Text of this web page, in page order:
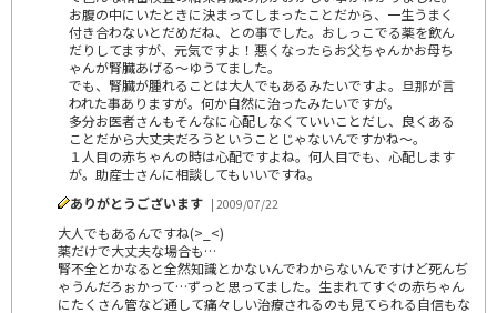
お腹の中にいたときに決まってしまったことだから、一生うまく
付き合わないとだめだね、との事でした。おしっこでる薬を飲ん
だりしてますが、元気ですよ！悪くなったらお父ちゃんかお母ち
ゃんが腎臓あげる～ゆうてました。
でも、腎臓が腫れることは大人でもあるみたいですよ。旦那が言
われた事ありますが。何か自然に治ったみたいですが。
多分お医者さんもそんなに心配しなくていいことだし、良くある
ことだから大丈夫だろうということじゃないんですかね～。
１人目の赤ちゃんの時は心配ですよね。何人目でも、心配します
が。助産士さんに相談してもいいですね。
ありがとうございます | 2009/07/22
大人でもあるんですね(>_<)
薬だけで大丈夫な場合も…
腎不全とかなると全然知識とかないんでわからないんですけど死んぢ
ゃうんだろぉかって…ずっと思ってました。生まれてすぐの赤ちゃん
にたくさん管など通して痛々しい治療されるのも見てられる自信もな